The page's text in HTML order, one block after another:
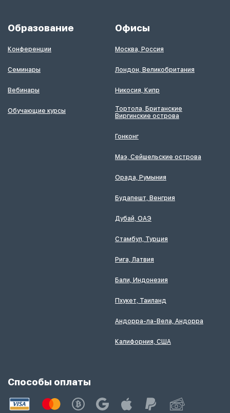
Образование
Конференции
Семинары
Вебинары
Обучающие курсы
Офисы
Москва, Россия
Лондон, Великобритания
Никосия, Кипр
Тортола, Британские
Виргинские острова
Гонконг
Маэ, Сейшельские острова
Орада, Румыния
Будапешт, Венгрия
Дубай, ОАЭ
Стамбул, Турция
Рига, Латвия
Бали, Индонезия
Пхукет, Таиланд
Андорра-ла-Вела, Андорра
Калифорния, США
Способы оплаты